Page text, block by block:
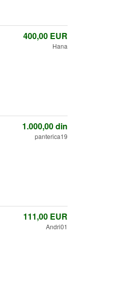
400,00EUR
Hana
1.000,00din
panterica19
111,00EUR
Andri01